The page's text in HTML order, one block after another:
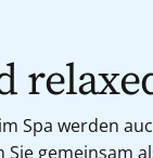
Spa werden
Sie gemeinsam